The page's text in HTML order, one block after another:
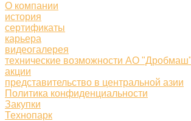
О компании
история
сертификаты
карьера
видеогалерея
технические возможности АО "Дробмаш"
акции
представительство в центральной азии
Политика конфиденциальности
Закупки
Технопарк